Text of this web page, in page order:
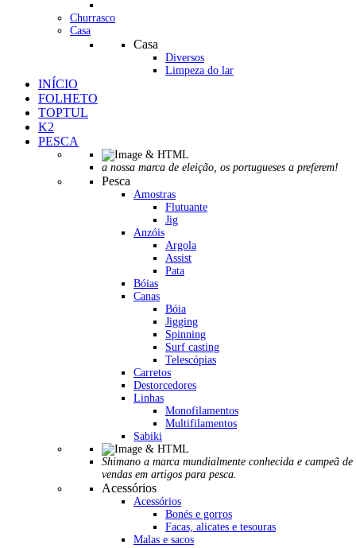
Churrasco
Casa
Casa
Diversos
Limpeza do lar
INÍCIO
FOLHETO
TOPTUL
K2
PESCA
a nossa marca de eleição, os portugueses a preferem!
Pesca
Amostras
Flutuante
Jig
Anzóis
Argola
Assist
Pata
Bóias
Canas
Bóia
Jigging
Spinning
Surf casting
Telescópias
Carretos
Destorcedores
Linhas
Monofilamentos
Multifilamentos
Sabiki
Shimano a marca mundialmente conhecida e campeã de
vendas em artigos para pesca.
Acessórios
Acessórios
Bonés e gorros
Facas, alicates e tesouras
Malas e sacos